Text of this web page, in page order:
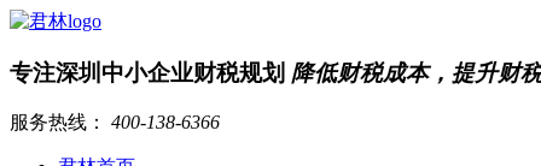
专注深圳中小企业财税规划 降低财税成本，提升财
服务热线： 400-138-6366